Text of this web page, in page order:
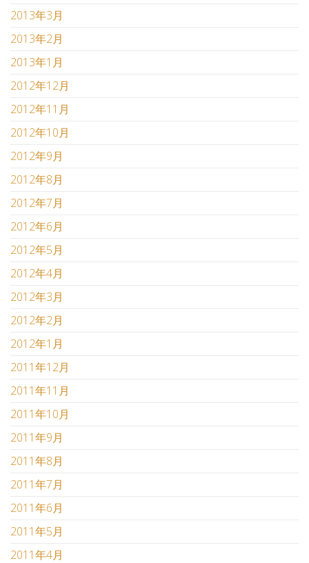
2013年3月
2013年2月
2013年1月
2012年12月
2012年11月
2012年10月
2012年9月
2012年8月
2012年7月
2012年6月
2012年5月
2012年4月
2012年3月
2012年2月
2012年1月
2011年12月
2011年11月
2011年10月
2011年9月
2011年8月
2011年7月
2011年6月
2011年5月
2011年4月